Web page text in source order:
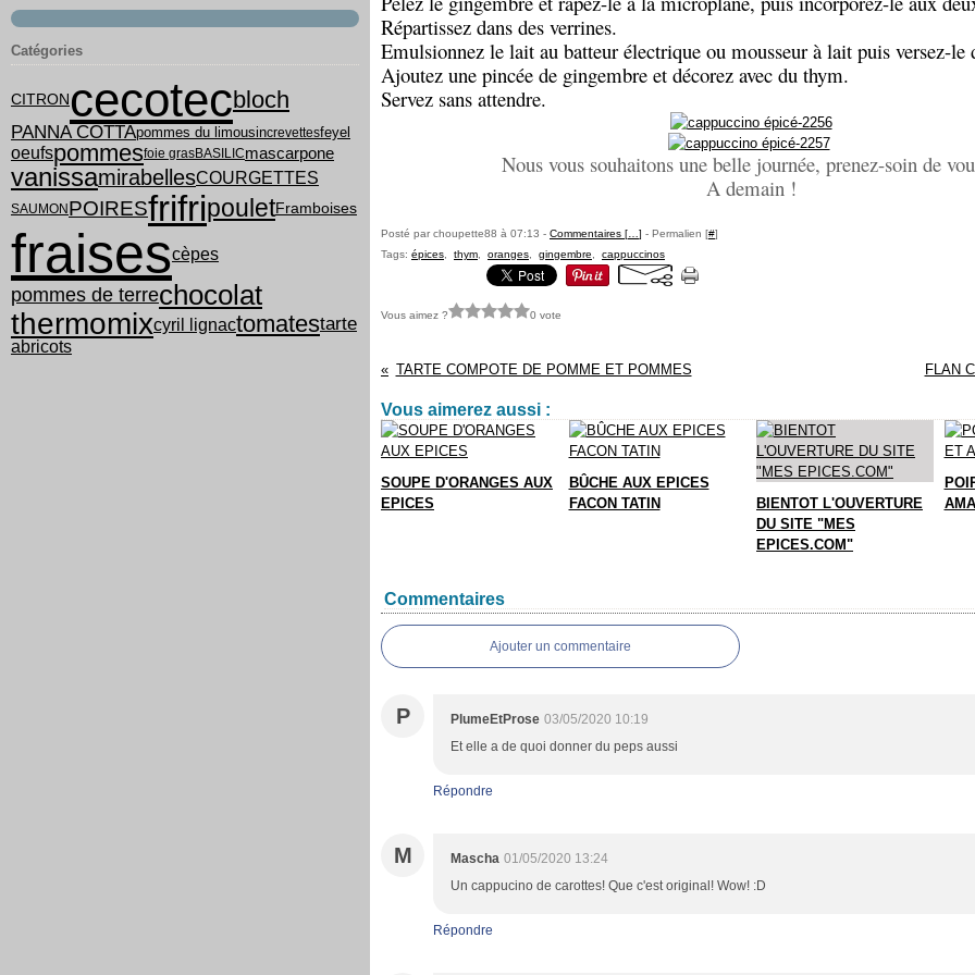
Catégories
CITRON cecotecbloch
PANNA COTTApommes du limousincrevettesfeyel
oeufspommesfoie grasBASILICmascarpone
vanissamirabellesCOURGETTES
SAUMONPOIRESfrifripouletFramboises
fraisescèpes
pommes de terrechocolat
thermomixcyril lignactomatestarte
abricots
Répartissez dans des verrines.
Emulsionnez le lait au batteur électrique ou mousseur à lait puis versez-le
Ajoutez une pincée de gingembre et décorez avec du thym.
Servez sans attendre.
Nous vous souhaitons une belle journée, prenez-soin de
A demain !
Posté par choupette88 à 07:13 - Commentaires [ ] - Permalien [#]
Tags: épices thym oranges gingembre cappuccinos
Vous aimez ? 0 vote
TARTE COMPOTE DE POMME ET POMMES FLAN
Vous aimerez aussi :
SOUPE D'ORANGES AUX
EPICES
BÛCHE AUX EPICES
FACON TATIN
BIENTOT L'OUVERTURE
DU SITE "MES
EPICES.COM"
Commentaires
Ajouter un commentaire
P PlumeEtProse 03/05/2020 10:19
Et elle a de quoi donner du peps aussi
Répondre
M Mascha 01/05/2020 13:24
Un cappucino de carottes! Que c'est original! Wow! :D
Répondre